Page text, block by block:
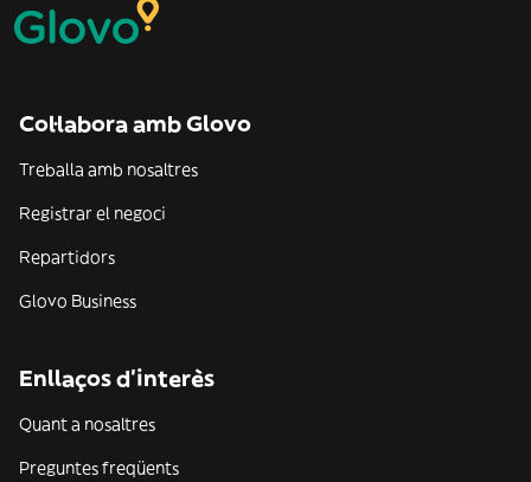
Col·labora amb Glovo
Treballa amb nosaltres
Registrar el negoci
Repartidors
Glovo Business
Enllaços d'interès
Quant a nosaltres
Preguntes freqüents